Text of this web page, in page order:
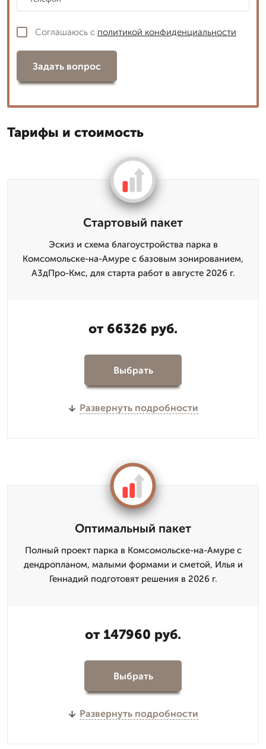
Соглашаюсь с политикой конфиденциальности
Задать вопрос
Тарифы и стоимость
Стартовый пакет
Эскиз и схема благоустройства парка в
Комсомольске-на-Амуре с базовым зонированием,
А3дПро-Кмс, для старта работ в августе 2026 г.
от 66326 руб.
Выбрать
Развернуть подробности
Оптимальный пакет
Полный проект парка в Комсомольске-на-Амуре с
дендропланом, малыми формами и сметой, Илья и
Геннадий подготовят решения в 2026 г.
от 147960 руб.
Выбрать
Развернуть подробности